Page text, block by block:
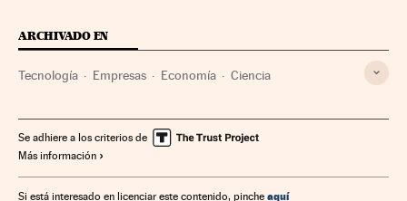
ARCHIVADO EN
Tecnología Empresas Economía Ciencia
Se adhiere a los criterios de
Más información
Si está interesado en licenciar este contenido, pinche aquí